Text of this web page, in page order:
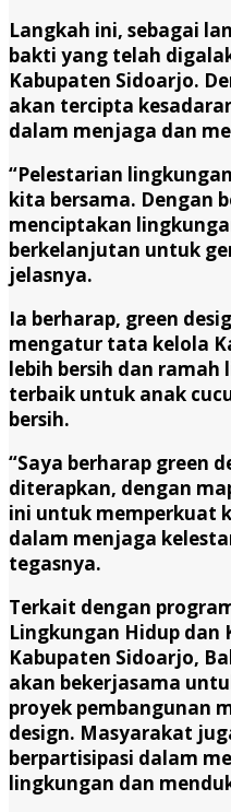
Langkah ini, sebagai
bakti yang telah
Kabupaten Sidoarjo.
akan tercipta
dalam menjaga dan
“Pelestarian
kita bersama. Dengan
menciptakan
berkelanjutan untuk
jelasnya.
Ia berharap, green
mengatur tata kelola
lebih bersih dan ramah
terbaik untuk anak
bersih.
“Saya berharap green
diterapkan, dengan
ini untuk memperkuat
dalam menjaga
tegasnya.
Terkait dengan
Lingkungan Hidup dan
Kabupaten Sidoarjo,
akan bekerjasama
proyek pembangunan
design. Masyarakat
berpartisipasi dalam
lingkungan dan